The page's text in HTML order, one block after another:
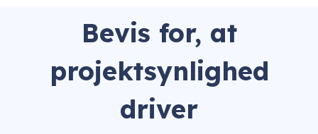
Bevis for, at
projektsynlighed
driver